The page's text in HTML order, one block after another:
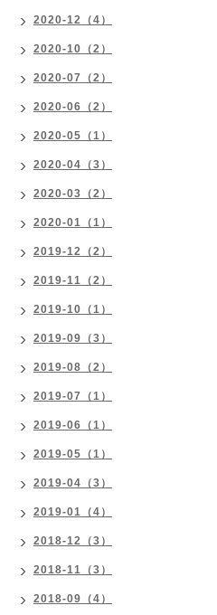
2020-12（4）
2020-10（2）
2020-07（2）
2020-06（2）
2020-05（1）
2020-04（3）
2020-03（2）
2020-01（1）
2019-12（2）
2019-11（2）
2019-10（1）
2019-09（3）
2019-08（2）
2019-07（1）
2019-06（1）
2019-05（1）
2019-04（3）
2019-01（4）
2018-12（3）
2018-11（3）
2018-09（4）